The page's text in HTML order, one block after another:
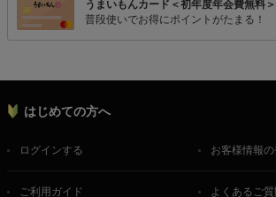
うまいもんカード＜初年度年会費無料＞
普段使いでお得にポイントがたまる！
はじめての方へ
ログインする お客様情報の
ご利用ガイド よくあるご質